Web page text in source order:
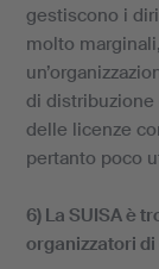
gestiscono i
molto
di
delle licenze
pertanto poco
6) La SUISA è
organizzatori